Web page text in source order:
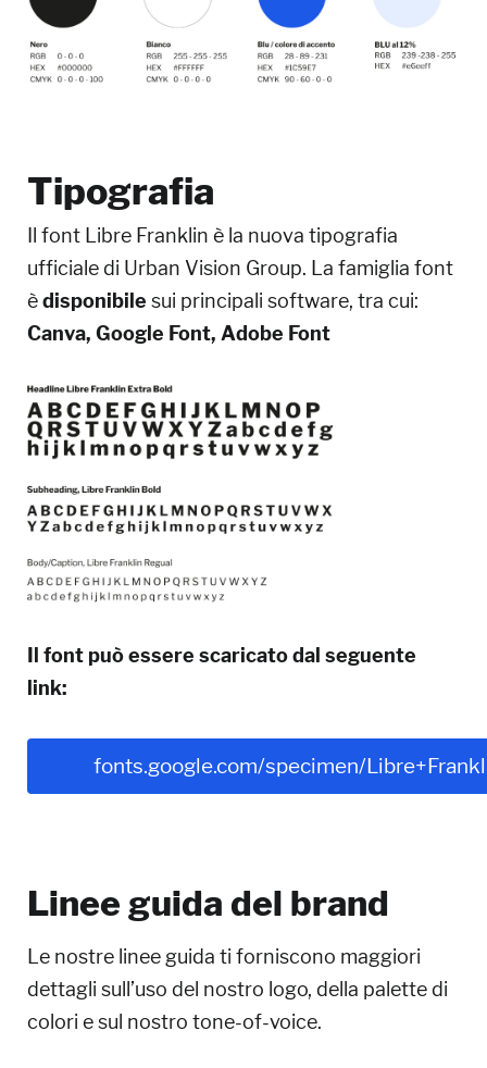
Tipografia
Il font Libre Franklin è la nuova tipografia
ufficiale di Urban Vision Group. La famiglia font
èdisponibile sui principali software, tra cui:
Canva, Google Font, Adobe Font
Il font può essere scaricato dal seguente
link:
fonts.google.com/specimen/
Linee guida del brand
Le nostre linee guida ti forniscono maggiori
dettagli sull’uso del nostro logo, della palette di
colori e sul nostro tone-of-voice.